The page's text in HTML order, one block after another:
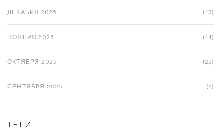
ДЕКАБРЯ 2025 (12)
НОЯБРЯ 2025 (11)
ОКТЯБРЯ 2025 (25)
СЕНТЯБРЯ 2025 (4)
ТЕГИ